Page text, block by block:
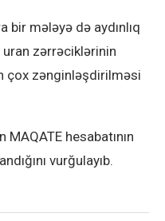
bir mələyə də aydınlıq
zərrəciklərinin
çox zənginləşdirilməsi
hesabatının
vurğulayıb.